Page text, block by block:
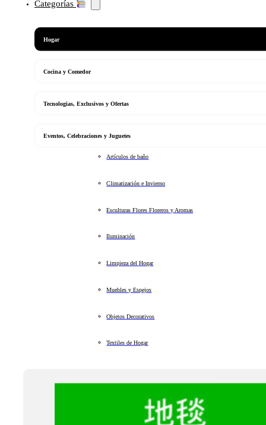
Categorías
Hogar
Cocina y Comedor
Tecnologias, Exclusivos y Ofertas
Eventos, Celebraciones y Juguetes
Artículos de baño
Climatización e Invierno
Esculturas Flores Floreros y Aromas
Iluminación
Limpieza del Hogar
Muebles y Espejos
Objetos Decorativos
Textiles de Hogar